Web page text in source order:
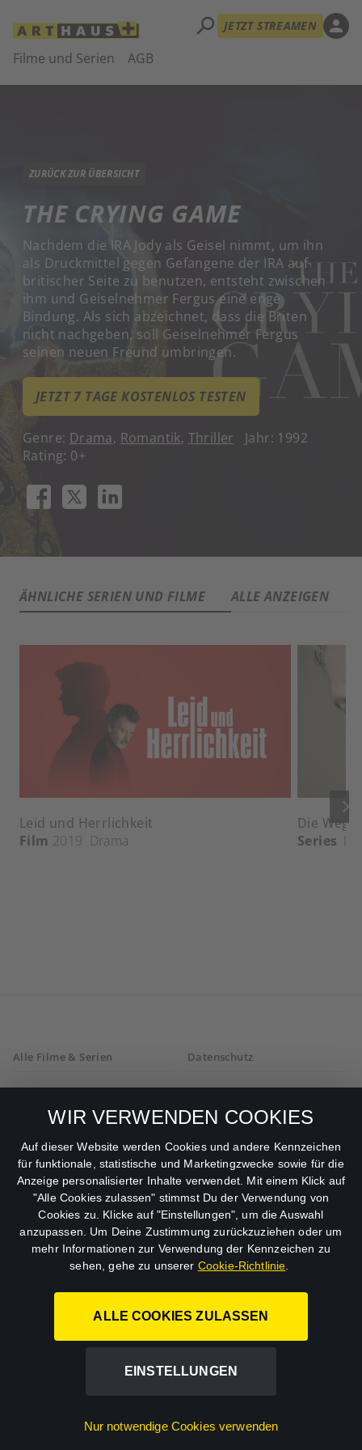
WIR VERWENDEN COOKIES
Auf dieser Website werden Cookies und andere Kennzeichen
für funktionale, statistische und Marketingzwecke sowie für die
Anzeige personalisierter Inhalte verwendet. Mit einem Klick auf
"Alle Cookies zulassen" stimmst Du der Verwendung von
Cookies zu. Klicke auf "Einstellungen", um die Auswahl
anzupassen. Um Deine Zustimmung zurückzuziehen oder um
mehr Informationen zur Verwendung der Kennzeichen zu
sehen, gehe zu unserer Cookie-Richtlinie
ALLE COOKIES ZULASSEN
EINSTELLUNGEN
Nur notwendige Cookies verwenden
Filme und Serien AGB
search JETZT STREAMEN person
ZURÜCK ZUR ÜBERSICHT
THE CRYING GAME
Nachdem die IRA Jody als Geisel nimmt, um ihn
als Druckmittel gegen Gefangene der IRA auf
britischer Seite zu benutzen, entsteht zwischen
ihm und Geiselnehmer Fergus eine enge
Bindung. Als sich abzeichnet, dass die Briten
nicht nachgeben, soll Geiselnehmer Fergus
seinen neuen Freund umbringen.
JETZT 7 TAGE KOSTENLOS TESTEN
Genre: Drama, Romantik, Thriller
Jahr: 1992
Rating: 0+
ÄHNLICHE SERIEN UND FILME ALLE ANZEIGEN
keyboard_arrow_right
Leid und Herrlichkeit
Film 2019 Drama
Die
Series
Alle Filme & Serien
AGB
Impressum
Abo kündigen
Datenschutz